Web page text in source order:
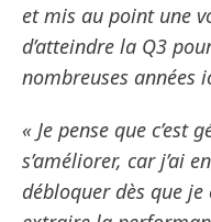
et mis au point une
d’atteindre la Q3
nombreuses années
« Je pense que c’est
s’améliorer, car j’ai
débloquer dès que